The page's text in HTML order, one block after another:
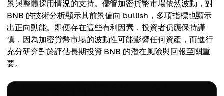
景與整體採用情況的支持。儘管加密貨幣市場依然波動，對
BNB 的技術分析顯示其前景偏向 bullish，多項指標也顯示
出正向動能。即便存在這些有利因素，投資者仍應保持謹
慎，因為加密貨幣市場的波動性可能影響任何資產，而進行
充分研究對於評估長期投資 BNB 的潛在風險與回報至關重
要。